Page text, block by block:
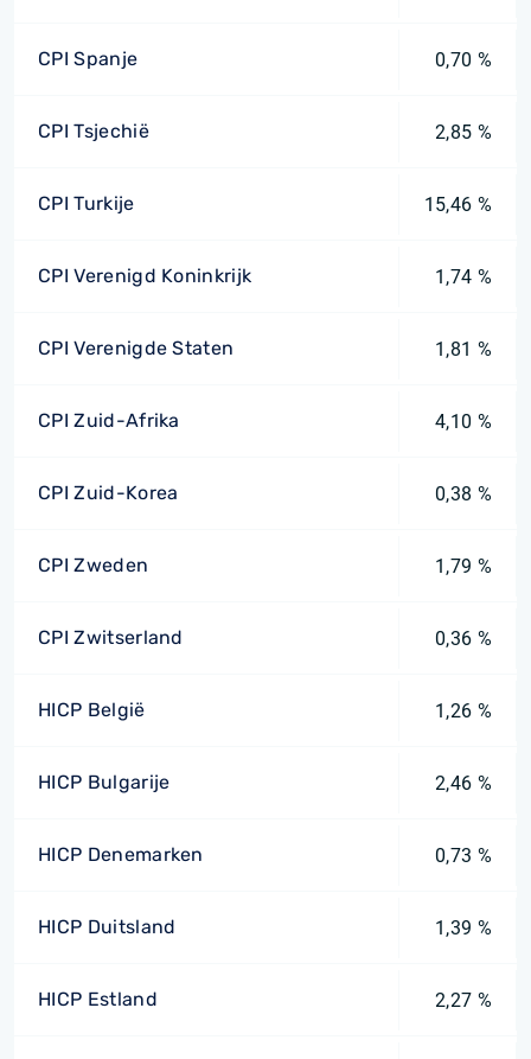
CPI Spanje 0,70 %
CPI Tsjechië 2,85 %
CPI Turkije 15,46 %
CPI Verenigd Koninkrijk 1,74 %
CPI Verenigde Staten 1,81 %
CPI Zuid-Afrika 4,10 %
CPI Zuid-Korea 0,38 %
CPI Zweden 1,79 %
CPI Zwitserland 0,36 %
HICP België 1,26 %
HICP Bulgarije 2,46 %
HICP Denemarken 0,73 %
HICP Duitsland 1,39 %
HICP Estland 2,27 %